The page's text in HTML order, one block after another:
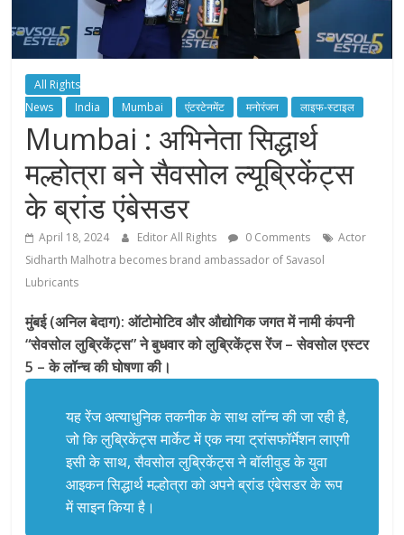
All Rights
News
India Mumbai एंटरटेनमेंट मनोरंजन लाइफ-स्टाइल
Mumbai : अभिनेता सिद्धार्थ
मल्होत्रा बने सैवसोल ल्यूब्रिकेंट्स
के ब्रांड एंबेसडर
April 18, 2024 Editor All Rights 0 Comments
Actor
Sidharth Malhotra becomes brand ambassador of Savasol
Lubricants
मुंबई (अनिल बेदाग): ऑटोमोटिव और औद्योगिक जगत में नामी कंपनी
“सेवसोल लुब्रिकेंट्स” ने बुधवार को लुब्रिकेंट्स रेंज – सेवसोल एस्टर
5 – के लॉन्च की घोषणा की।
यह रेंज अत्याधुनिक तकनीक के साथ लॉन्च की जा रही है,
जो कि लुब्रिकेंट्स मार्केट में एक नया ट्रांसफॉर्मेशन लाएगी
इसी के साथ, सैवसोल लुब्रिकेंट्स ने बॉलीवुड के युवा
आइकन सिद्धार्थ मल्होत्रा को अपने ब्रांड एंबेसडर के रूप
में साइन किया है।